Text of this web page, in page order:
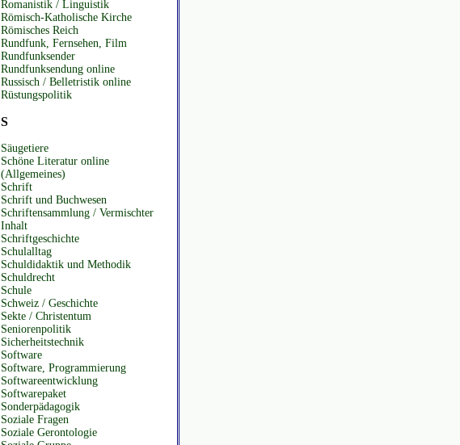
Romanistik / Linguistik
Römisch-Katholische Kirche
Römisches Reich
Rundfunk, Fernsehen, Film
Rundfunksender
Rundfunksendung online
Russisch / Belletristik online
Rüstungspolitik
S
Säugetiere
Schöne Literatur online
(Allgemeines)
Schrift
Schrift und Buchwesen
Schriftensammlung / Vermischter
Inhalt
Schriftgeschichte
Schulalltag
Schuldidaktik und Methodik
Schuldrecht
Schule
Schweiz / Geschichte
Sekte / Christentum
Seniorenpolitik
Sicherheitstechnik
Software
Software, Programmierung
Softwareentwicklung
Softwarepaket
Sonderpädagogik
Soziale Fragen
Soziale Gerontologie